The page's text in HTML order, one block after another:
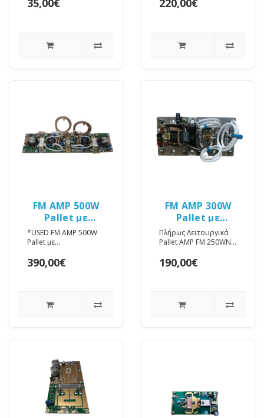
108MHzGold clamp
35,00€
108MHzGold clamp
220,00€
FM AMP 500W
Pallet με
Mosfet
*USED FM AMP 500W
Pallet με
ΠΡΟΙΟΝ ΕΙΝΑΙ
ΜΕΤΑΧΕΙΡΙΣΜΕΝΟ..
390,00€
FM AMP 300W
Pallet με
Mosfet
Πλήρως Λειτουργικά
Pallet AMP FM 250WNo
tuning 250W min
output power, 20dB
190,00€